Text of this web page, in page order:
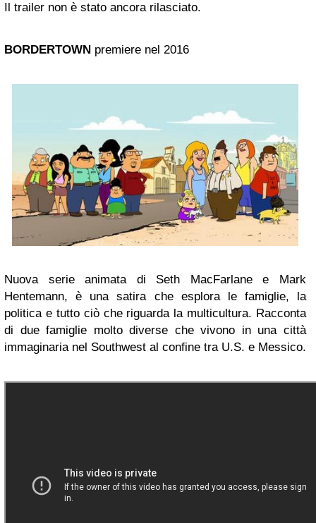
Il trailer non è stato ancora rilasciato.
BORDERTOWN premiere nel 2016
Nuova serie animata di Seth MacFarlane e Mark
Hentemann, è una satira che esplora le famiglie, la
politica e tutto ciò che riguarda la multicultura. Racconta
di due famiglie molto diverse che vivono in una città
immaginaria nel Southwest al confine tra U.S. e Messico.